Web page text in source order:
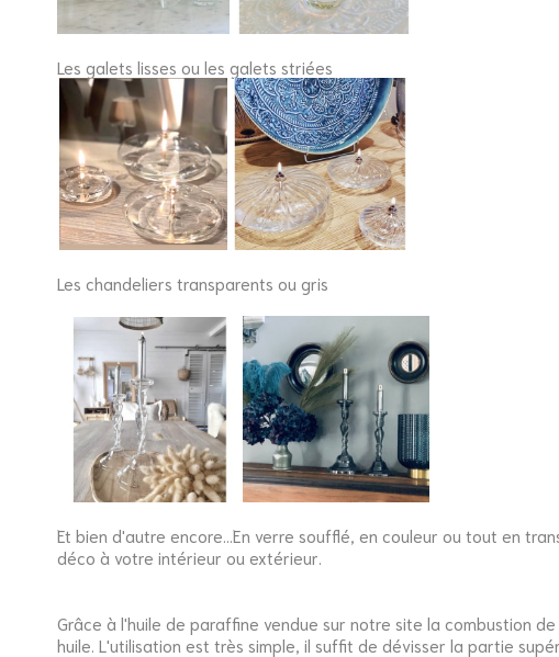
Les galets lisses ou les galets striées
Les chandeliers transparents ou gris
Et bien d'autre encore...En verre soufflé, en couleur ou tout en
déco à votre intérieur ou extérieur.
Grâce à l'huile de paraffine vendue sur notre site la combustion
huile. L'utilisation est très simple, il suffit de dévisser la partie